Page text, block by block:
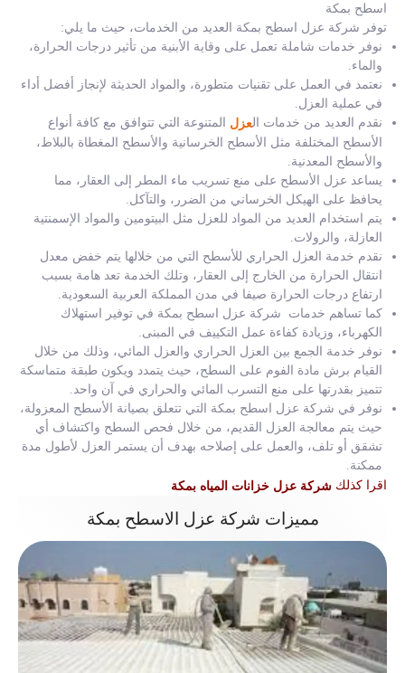
اسطح بمكة
توفر شركة عزل اسطح بمكة العديد من الخدمات، حيث ما يلي:
نوفر خدمات شاملة تعمل على وقاية الأبنية من تأثير درجات الحرارة،
والماء.
نعتمد في العمل على تقنيات متطورة، والمواد الحديثة لإنجاز أفضل أداء
في عملية العزل.
نقدم العديد من خدمات العزل المتنوعة التي تتوافق مع كافة أنواع
الأسطح المختلفة مثل الأسطح الخرسانية والأسطح المغطاة بالبلاط،
والأسطح المعدنية.
يساعد عزل الأسطح على منع تسريب ماء المطر إلى العقار، مما
يحافظ على الهيكل الخرساني من الضرر، والتآكل.
يتم استخدام العديد من المواد للعزل مثل البيتومين والمواد الإسمنتية
العازلة، والرولات.
نقدم خدمة العزل الحراري للأسطح التي من خلالها يتم خفض معدل
انتقال الحرارة من الخارج إلى العقار، وتلك الخدمة تعد هامة بسبب
ارتفاع درجات الحرارة صيفا في مدن المملكة العربية السعودية.
كما تساهم خدمات شركة عزل اسطح بمكة في توفير استهلاك
الكهرباء، وزيادة كفاءة عمل التكييف في المبنى.
نوفر خدمة الجمع بين العزل الحراري والعزل المائي، وذلك من خلال
القيام برش مادة الفوم على السطح، حيث يتمدد ويكون طبقة متماسكة
تتميز بقدرتها على منع التسرب المائي والحراري في آن واحد.
نوفر في شركة عزل اسطح بمكة التي تتعلق بصيانة الأسطح المعزولة،
حيث يتم معالجة العزل القديم، من خلال فحص السطح واكتشاف أي
تشقق أو تلف، والعمل على إصلاحه بهدف أن يستمر العزل لأطول مدة
ممكنة.
اقرا كذلك شركة عزل خزانات المياه بمكة
مميزات شركة عزل الاسطح بمكة